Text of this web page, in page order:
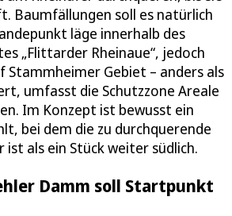
Baumfällungen soll es natürlich
läge innerhalb des
„Flittarder Rheinaue“, jedoch
Stammheimer Gebiet – anders als
umfasst die Schutzzone Areale
Im Konzept ist bewusst ein
bei dem die zu durchquerende
ist als ein Stück weiter südlich.
Damm soll Startpunkt